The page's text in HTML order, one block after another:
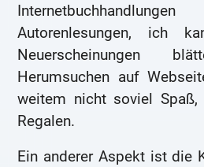
Autorenlesungen, ich
Neuerscheinungen
Herumsuchen auf
weitem nicht soviel
Regalen.
Ein anderer Aspekt ist die